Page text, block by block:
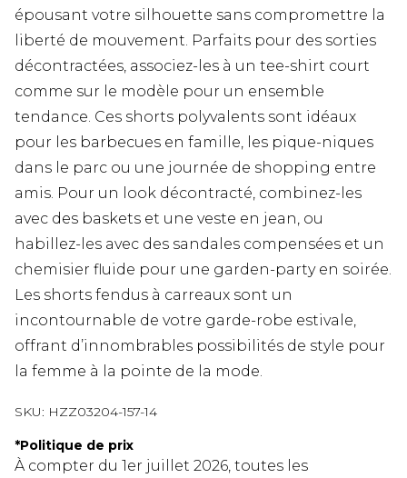
épousant votre silhouette sans compromettre la
liberté de mouvement. Parfaits pour des sorties
décontractées, associez-les à un tee-shirt court
comme sur le modèle pour un ensemble
tendance. Ces shorts polyvalents sont idéaux
pour les barbecues en famille, les pique-niques
dans le parc ou une journée de shopping entre
amis. Pour un look décontracté, combinez-les
avec des baskets et une veste en jean, ou
habillez-les avec des sandales compensées et un
chemisier fluide pour une garden-party en soirée.
Les shorts fendus à carreaux sont un
incontournable de votre garde-robe estivale,
offrant d’innombrables possibilités de style pour
la femme à la pointe de la mode.
SKU: HZZ03204-157-14
*Politique de prix
À compter du 1er juillet 2026, toutes les